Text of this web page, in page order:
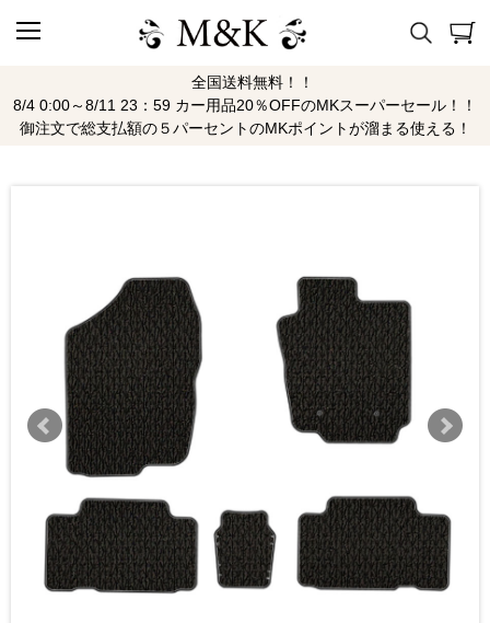
全国送料無料！！
8/4 0:00～8/11 23：59 カー用品20％OFFのMKスーパーセール！！
御注文で総支払額の５パーセントのMKポイントが溜まる使える！